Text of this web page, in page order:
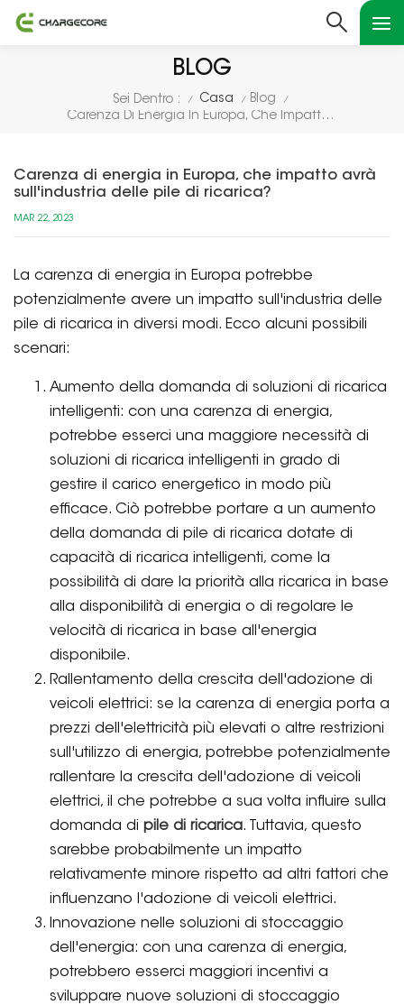
BLOG
Sei Dentro : / Casa / Blog /
Carenza Di Energia In Europa, Che Impatto Avrà Sull'industria Delle Pile Di Ricarica?
Carenza di energia in Europa, che impatto avrà
sull'industria delle pile di ricarica?
MAR 22, 2023
La carenza di energia in Europa potrebbe
potenzialmente avere un impatto sull'industria delle
pile di ricarica in diversi modi. Ecco alcuni possibili
scenari:
Aumento della domanda di soluzioni di ricarica
intelligenti: con una carenza di energia,
potrebbe esserci una maggiore necessità di
soluzioni di ricarica intelligenti in grado di
gestire il carico energetico in modo più
efficace. Ciò potrebbe portare a un aumento
della domanda di pile di ricarica dotate di
capacità di ricarica intelligenti, come la
possibilità di dare la priorità alla ricarica in base
alla disponibilità di energia o di regolare le
velocità di ricarica in base all'energia
disponibile.
Rallentamento della crescita dell'adozione di
veicoli elettrici: se la carenza di energia porta a
prezzi dell'elettricità più elevati o altre restrizioni
sull'utilizzo di energia, potrebbe potenzialmente
rallentare la crescita dell'adozione di veicoli
elettrici, il che potrebbe a sua volta influire sulla
domanda di pile di ricarica. Tuttavia, questo
sarebbe probabilmente un impatto
relativamente minore rispetto ad altri fattori che
influenzano l'adozione di veicoli elettrici.
Innovazione nelle soluzioni di stoccaggio
dell'energia: con una carenza di energia,
potrebbero esserci maggiori incentivi a
sviluppare nuove soluzioni di stoccaggio